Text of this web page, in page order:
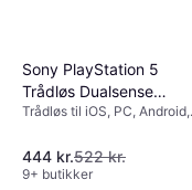
Sony PlayStation 5
Trådløs Dualsense
Controller Techno Red
Trådløs til iOS, PC, Android,
Windows
444 kr.522 kr.
9+ butikker